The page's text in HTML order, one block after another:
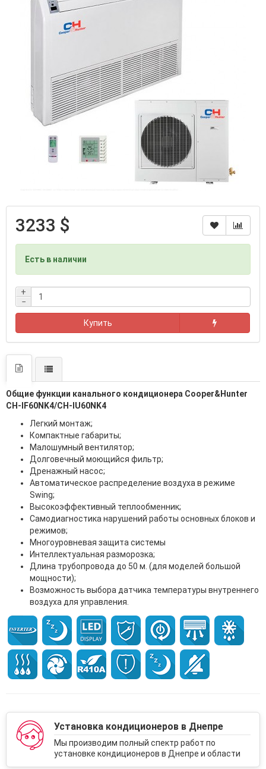
3233 $
Есть в наличии
+
−
Купить
Общие функции канального кондиционера Cooper&Hunter
CH-IF60NK4/CH-IU60NK4
Легкий монтаж;
Компактные габариты;
Малошумный вентилятор;
Долговечный моющийся фильтр;
Дренажный насос;
Автоматическое распределение воздуха в режиме
Swing;
Высокоэффективный теплообменник;
Самодиагностика нарушений работы основных блоков и
режимов;
Многоуровневая защита системы
Интеллектуальная разморозка;
Длина трубопровода до 50 м. (для моделей большой
мощности);
Возможность выбора датчика температуры внутреннего
воздуха для управления.
Установка кондиционеров в Днепре
Мы производим полный спектр работ по
установке кондиционеров в Днепре и области